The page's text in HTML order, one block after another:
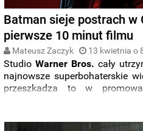
Batman sieje postrach w
pierwsze 10 minut filmu
Mateusz Zaczyk 13 kwietnia o
StudioWarner Bros. cały
najnowsze superbohaterskie
przeszkadza to w
rusza na łowy w mroczną noc.